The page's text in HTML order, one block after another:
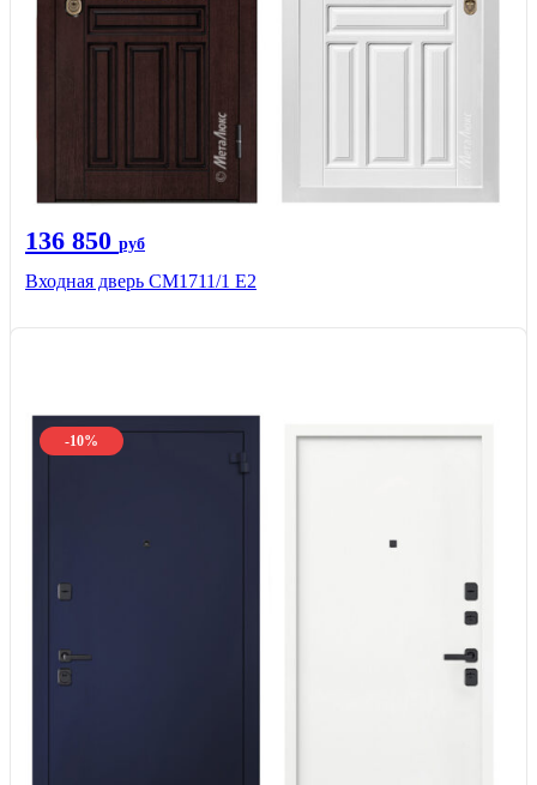
136 850 руб
Входная дверь CМ1711/1 Е2
-10%